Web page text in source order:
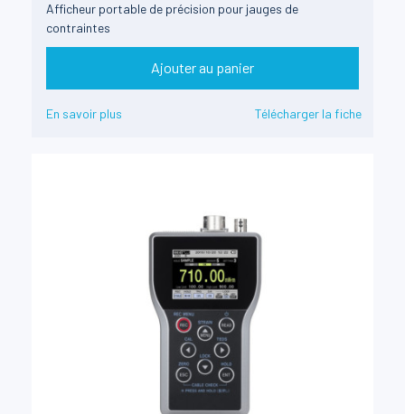
Afficheur portable de précision pour jauges de
contraintes
Ajouter au panier
En savoir plus Télécharger la fiche